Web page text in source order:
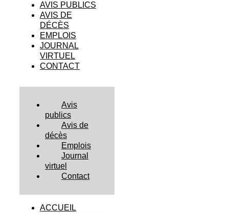
AVIS PUBLICS
AVIS DE
DÉCÈS
EMPLOIS
JOURNAL
VIRTUEL
CONTACT
Avis
publics
Avis de
décès
Emplois
Journal
virtuel
Contact
ACCUEIL